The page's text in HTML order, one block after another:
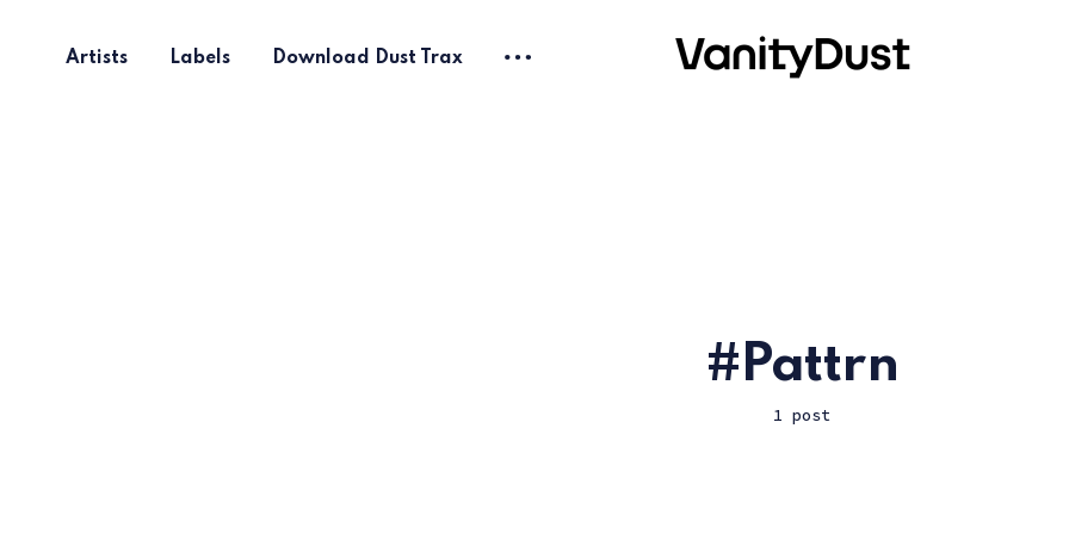
Artists Labels Download Dust Trax
Pattrn
1 post